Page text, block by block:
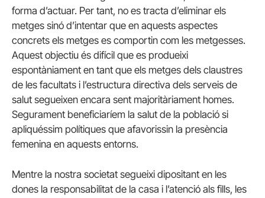
forma d’actuar. Per tant, no es tracta d’eliminar els
metges sinó d’intentar que en aquests aspectes
concrets els metges es comportin com les metgesses.
Aquest objectiu és difícil que es produeixi
espontàniament en tant que els metges dels claustres
de les facultats i l’estructura directiva dels serveis de
salut segueixen encara sent majoritàriament homes.
Segurament beneficiaríem la salut de la població si
apliquéssim polítiques que afavorissin la presència
femenina en aquests entorns.
Mentre la nostra societat segueixi dipositant en les
dones la responsabilitat de la casa i l’atenció als fills, les